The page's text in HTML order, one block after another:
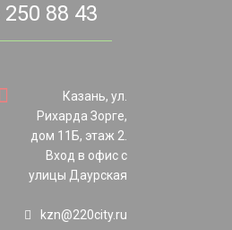
250 88 43
Казань, ул.
Рихарда Зорге,
дом 11Б, этаж 2.
Вход в офис с
улицы Даурская
kzn@220city.ru